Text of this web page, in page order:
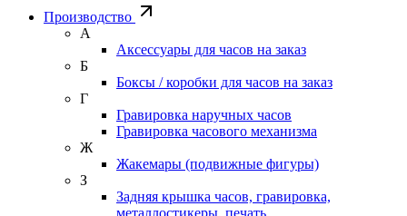
Производство
А
Аксессуары для часов на заказ
Б
Боксы / коробки для часов на заказ
Г
Гравировка наручных часов
Гравировка часового механизма
Ж
Жакемары (подвижные фигуры)
З
Задняя крышка часов, гравировка,
металлостикеры, печать.